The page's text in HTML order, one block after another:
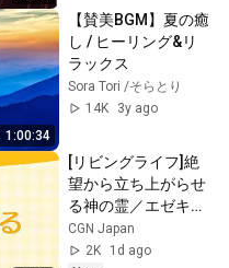
1:00:34
【賛美BGM】夏の癒
し / ヒーリング&リ
ラックス
Sora Tori /そらとり
14K
3y ago
[リビングライフ]絶
望から立ち上がらせ
る神の霊／エゼキエ
ル書｜小崎淳広牧師
CGN Japan
2K
1d ago